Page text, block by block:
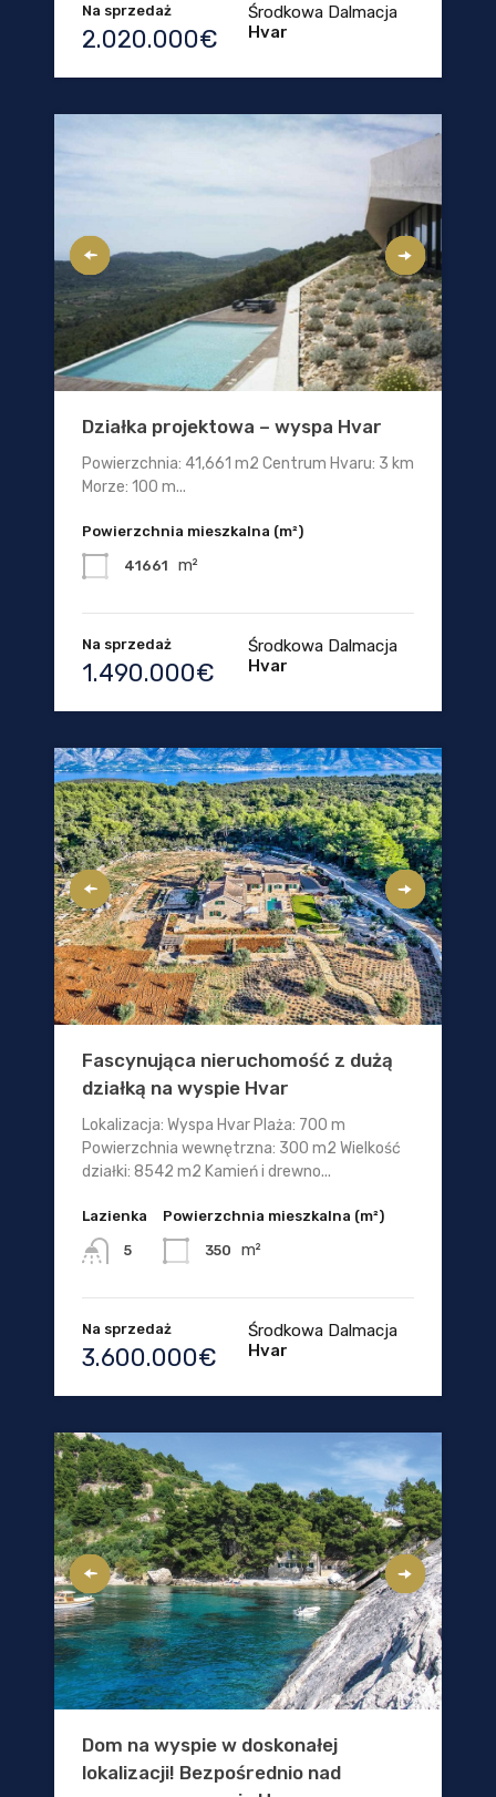
Na sprzedaż
2.020.000€
Środkowa Dalmacja
Hvar
Działka projektowa – wyspa Hvar
Powierzchnia: 41,661 m2 Centrum Hvaru: 3 km
Morze: 100 m...
Powierzchnia mieszkalna (m²)
41661 m²
Na sprzedaż
1.490.000€
Środkowa Dalmacja
Hvar
Fascynująca nieruchomość z dużą
działką na wyspie Hvar
Lokalizacja: Wyspa Hvar Plaża: 700 m
Powierzchnia wewnętrzna: 300 m2 Wielkość
działki: 8542 m2 Kamień i drewno...
Lazienka
5
Powierzchnia mieszkalna (m²)
350 m²
Na sprzedaż
3.600.000€
Środkowa Dalmacja
Hvar
Dom na wyspie w doskonałej
lokalizacji! Bezpośrednio nad